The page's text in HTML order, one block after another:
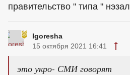
правительство " типа "
Igoresha
15 октября 2021 16:41
это укро- СМИ говорят